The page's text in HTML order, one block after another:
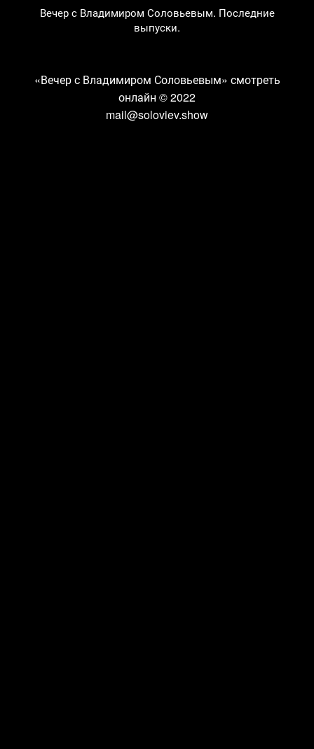
Вечер с Владимиром Соловьевым. Последние
выпуски.
«Вечер с Владимиром Соловьевым» смотреть
онлайн © 2022
mail@soloviev.show